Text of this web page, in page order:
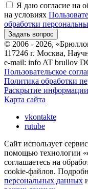
Я даю согласие на
на условиях
обработки
© 2006 - 2026,
117246 г. Москва,
e-mail: info AT brullov
Пользовательское
Политика обработки
Раскрытие информации
Карта сайта
vkontakte
rutube
Сайт использует
помощью технологии
соглашаетесь на
cookie-файлов.
персональных данных